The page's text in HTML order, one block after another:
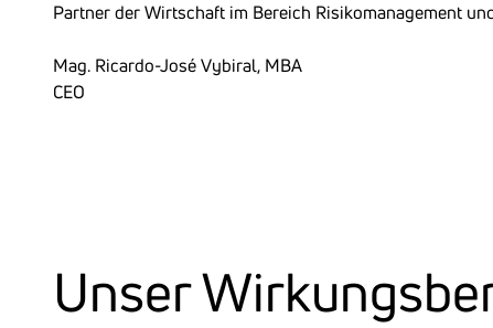
Partner der Wirtschaft im Bereich Risikomanagement
Mag. Ricardo-José Vybiral, MBA
CEO
Unser